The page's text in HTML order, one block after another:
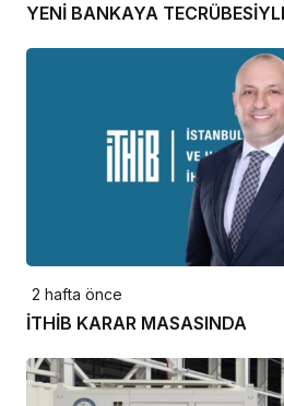
YENİ BANKAYA
2 hafta önce
İTHİB KARAR MASASINDA